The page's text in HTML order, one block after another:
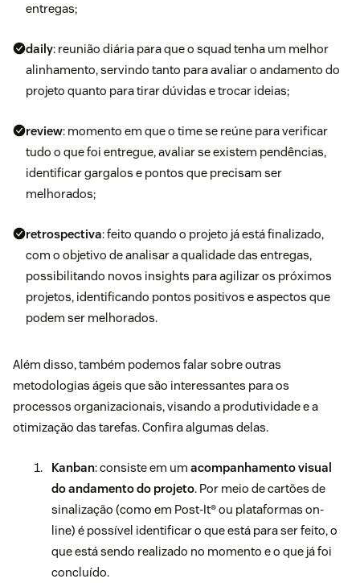
entregas;
daily: reunião diária para que o squad tenha um melhor
alinhamento, servindo tanto para avaliar o andamento do
projeto quanto para tirar dúvidas e trocar ideias;
review: momento em que o time se reúne para verificar
tudo o que foi entregue, avaliar se existem pendências,
identificar gargalos e pontos que precisam ser
melhorados;
retrospectiva: feito quando o projeto já está finalizado,
com o objetivo de analisar a qualidade das entregas,
possibilitando novos insights para agilizar os próximos
projetos, identificando pontos positivos e aspectos que
podem ser melhorados.
Além disso, também podemos falar sobre outras
metodologias ágeis que são interessantes para os
processos organizacionais, visando a produtividade e a
otimização das tarefas. Confira algumas delas.
Kanban: consiste em um acompanhamento visual
do andamento do projeto. Por meio de cartões de
sinalização (como em Post-It® ou plataformas on-
line) é possível identificar o que está para ser feito, o
que está sendo realizado no momento e o que já foi
concluído.